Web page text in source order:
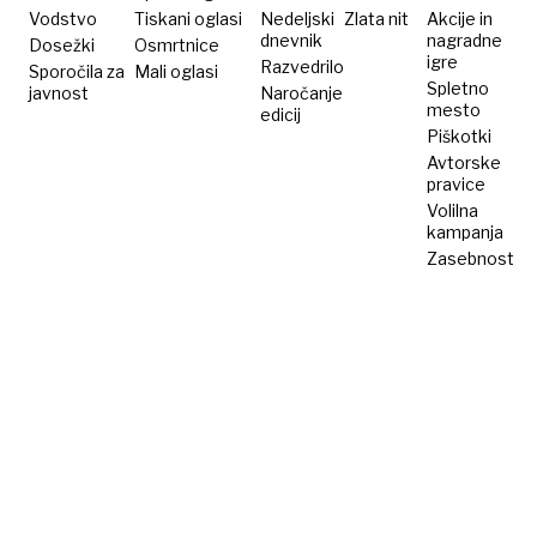
Vodstvo
Dosežki
Sporočila za
javnost
Tiskani oglasi
Osmrtnice
Mali oglasi
Nedeljski
dnevnik
Razvedrilo
Naročanje
edicij
Zlata nit
Akcije in
nagradne
igre
Spletno
mesto
Piškotki
Avtorske
pravice
Volilna
kampanja
Zasebnost